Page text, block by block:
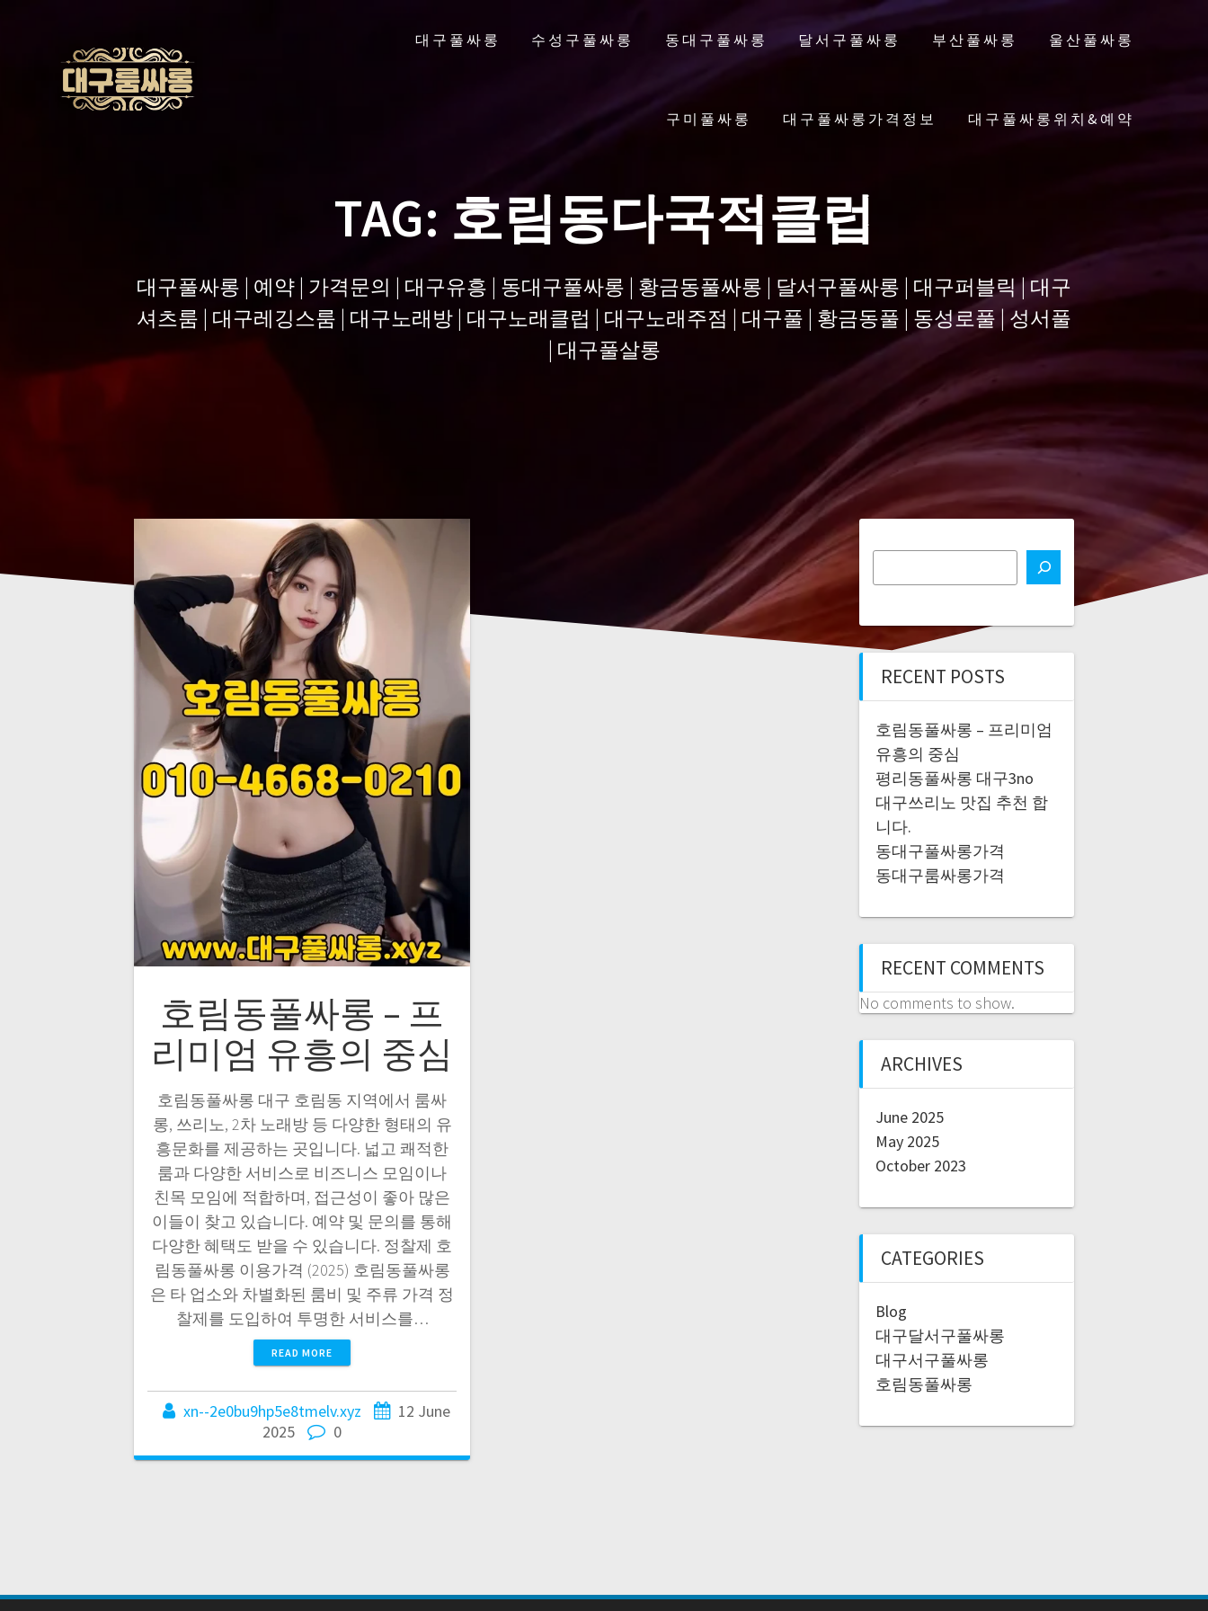
대구풀싸롱 수성구풀싸롱 동대구풀싸롱 달서구풀싸롱 부산풀싸롱 울산풀싸롱
구미풀싸롱 대구풀싸롱가격정보 대구풀싸롱위치&예약
TAG: 호림동다국적클럽
대구풀싸롱 | 예약 | 가격문의 | 대구유흥 | 동대구풀싸롱 | 황금동풀싸롱 | 달서구풀싸롱 | 대구퍼블릭 | 대구
셔츠룸 | 대구레깅스룸 | 대구노래방 | 대구노래클럽 | 대구노래주점 | 대구풀 | 황금동풀 | 동성로풀 | 성서풀
| 대구풀살롱
호림동풀싸롱 – 프
리미엄 유흥의 중심
호림동풀싸롱 대구 호림동 지역에서 룸싸
롱, 쓰리노, 2차 노래방 등 다양한 형태의 유
흥문화를 제공하는 곳입니다. 넓고 쾌적한
룸과 다양한 서비스로 비즈니스 모임이나
친목 모임에 적합하며, 접근성이 좋아 많은
이들이 찾고 있습니다. 예약 및 문의를 통해
다양한 혜택도 받을 수 있습니다. 정찰제 호
림동풀싸롱 이용가격 (2025) 호림동풀싸롱
은 타 업소와 차별화된 룸비 및 주류 가격 정
찰제를 도입하여 투명한 서비스를…
READ MORE
xn--2e0bu9hp5e8tmelv.xyz
12 June
2025
0
RECENT POSTS
호림동풀싸롱 – 프리미엄
유흥의 중심
평리동풀싸롱 대구3no
대구쓰리노 맛집 추천 합
니다.
동대구풀싸롱가격
동대구룸싸롱가격
RECENT COMMENTS
No comments to show.
ARCHIVES
June 2025
May 2025
October 2023
CATEGORIES
Blog
대구달서구풀싸롱
대구서구풀싸롱
호림동풀싸롱